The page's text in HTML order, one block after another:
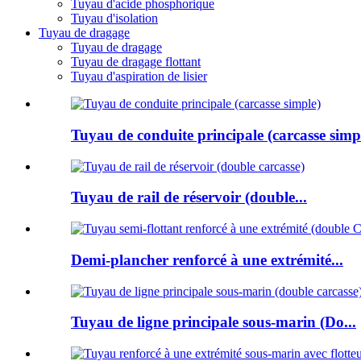
Tuyau d'acide phosphorique
Tuyau d'isolation
Tuyau de dragage
Tuyau de dragage
Tuyau de dragage flottant
Tuyau d'aspiration de lisier
Tuyau de conduite principale (carcasse
Tuyau de rail de réservoir (double...
Demi-plancher renforcé à une extrémité...
Tuyau de ligne principale sous-marin (Do...